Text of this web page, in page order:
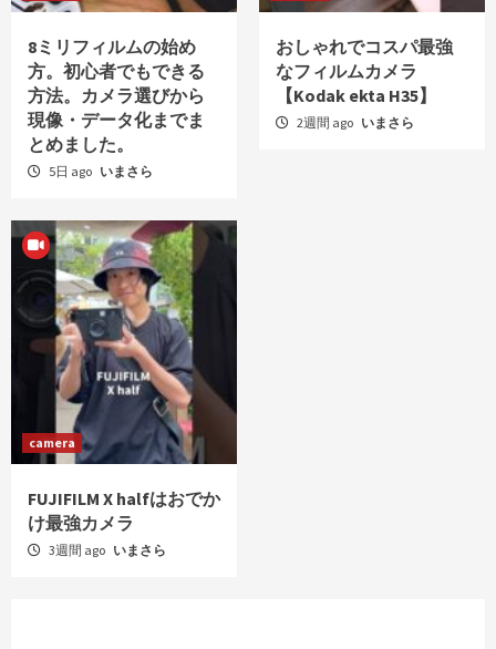
8ミリフィルムの始め
方。初心者でもできる
方法。カメラ選びから
現像・データ化までま
とめました。
5日 ago いまさら
おしゃれでコスパ最強
なフィルムカメラ
【Kodak ekta H35】
2週間 ago いまさら
camera
FUJIFILM X halfはおでか
け最強カメラ
3週間 ago いまさら